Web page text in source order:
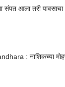
संपत आला तरी पावसाचा
: नाशिकच्या